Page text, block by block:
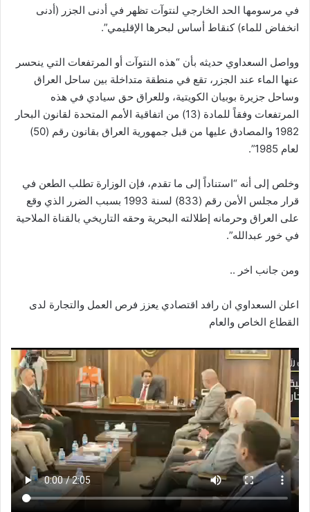
في مرسومها الحد الخارجي لنتوآت تظهر في أدنى الجزر (أدنى
انخفاض للماء) كنقاط أساس لبحرها الإقليمي”.
وواصل السعداوي حديثه بأن “هذه النتوآت أو المرتفعات التي ينحسر
عنها الماء عند الجزر، تقع في منطقة متداخلة بين ساحل العراق
وساحل جزيرة بوبيان الكويتية، وللعراق حق سيادي في هذه
المرتفعات وفقاً للمادة (13) من اتفاقية الأمم المتحدة لقانون البحار
1982 والمصادق عليها من قبل جمهورية العراق بقانون رقم (50)
لعام 1985”.
وخلص إلى أنه “استناداً إلى ما تقدم، فإن الوزارة تطلب الطعن في
قرار مجلس الأمن رقم (833) لسنة 1993 بسبب الضرر الذي وقع
على العراق وحرمانه إطلالته البحرية وحقه التاريخي بالقناة الملاحية
في خور عبدالله”.
ومن جانب اخر ..
اعلن السعداوي ان رافد اقتصادي يعزز فرص العمل والتجارة لدى
القطاع الخاص والعام